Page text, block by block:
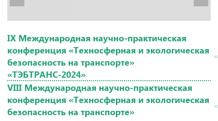
IX Международная научно-практическая
конференция «Техносферная и экологическая
безопасность на транспорте»
«ТЭБТРАНС-2024»
VIII Международная научно-практическая
конференция «Техносферная и экологическая
безопасность на транспорте»